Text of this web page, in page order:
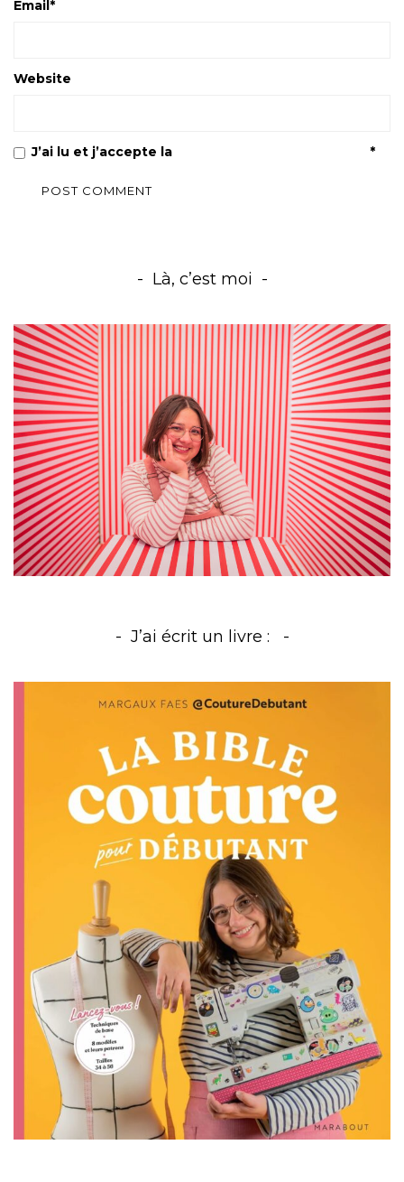
Email*
Website
J’ai lu et j’accepte la *
Là, c’est moi
J’ai écrit un livre :